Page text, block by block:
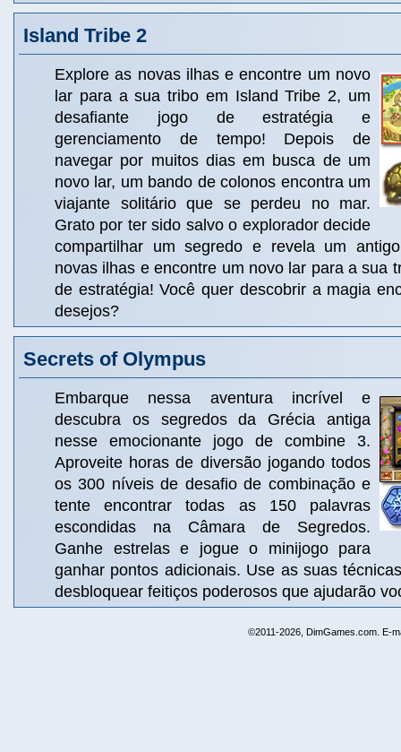
Island Tribe 2
Explore as novas ilhas e encontre um novo
lar para a sua tribo em Island Tribe 2, um
desafiante jogo de estratégia e
gerenciamento de tempo! Depois de
navegar por muitos dias em busca de um
novo lar, um bando de colonos encontra um
viajante solitário que se perdeu no mar.
Grato por ter sido salvo o explorador decide
compartilhar um segredo e revela um
novas ilhas e encontre um novo lar para a sua
de estratégia! Você quer descobrir a magia
desejos?
Secrets of Olympus
Embarque nessa aventura incrível e
descubra os segredos da Grécia antiga
nesse emocionante jogo de combine 3.
Aproveite horas de diversão jogando todos
os 300 níveis de desafio de combinação e
tente encontrar todas as 150 palavras
escondidas na Câmara de Segredos.
Ganhe estrelas e jogue o minijogo para
ganhar pontos adicionais. Use as suas
desbloquear feitiços poderosos que ajudarão
©2011-2026, DimGames.com. E-